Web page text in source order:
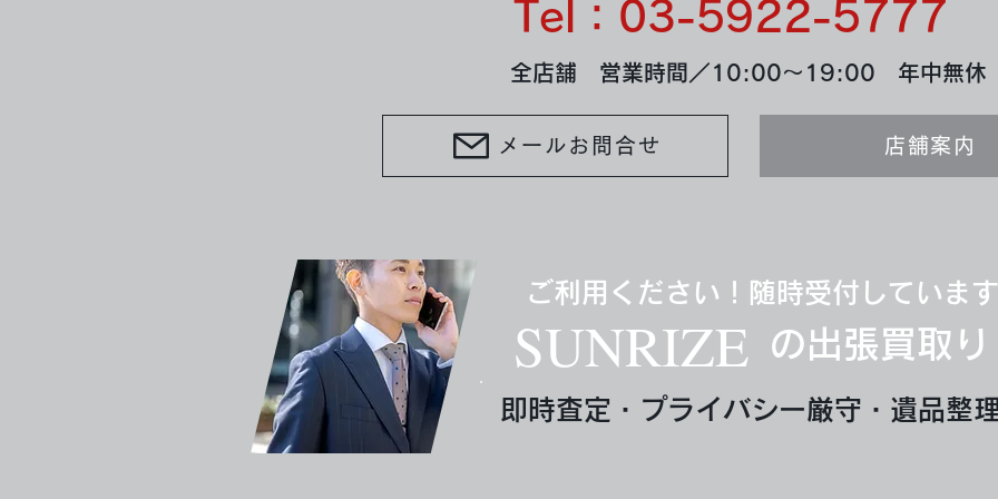
Tel：03-5922-5777
全店舗 営業時間／10:00～19:00 年中無休
メールお問合せ 店舗案内
ご利用ください！随時受付しています
SUNRIZE の出張買取り
即時査定・プライバシー厳守・遺品整